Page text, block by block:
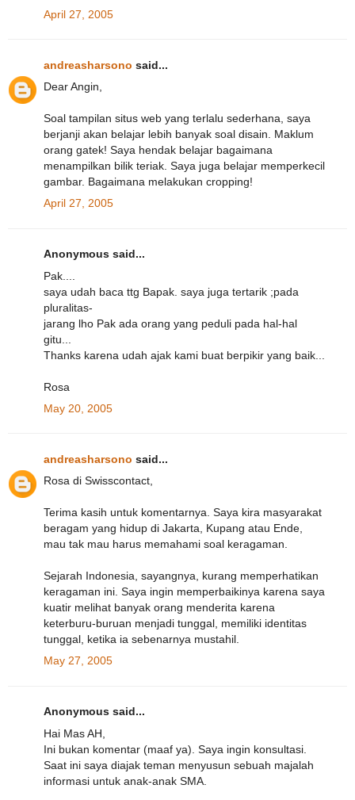
April 27, 2005
andreasharsono said...
Dear Angin,
Soal tampilan situs web yang terlalu sederhana, saya
berjanji akan belajar lebih banyak soal disain. Maklum
orang gatek! Saya hendak belajar bagaimana
menampilkan bilik teriak. Saya juga belajar memperkecil
gambar. Bagaimana melakukan cropping!
April 27, 2005
Anonymous said...
Pak....
saya udah baca ttg Bapak. saya juga tertarik ;pada
pluralitas-
jarang lho Pak ada orang yang peduli pada hal-hal
gitu...
Thanks karena udah ajak kami buat berpikir yang baik...
Rosa
May 20, 2005
andreasharsono said...
Rosa di Swisscontact,
Terima kasih untuk komentarnya. Saya kira masyarakat
beragam yang hidup di Jakarta, Kupang atau Ende,
mau tak mau harus memahami soal keragaman.
Sejarah Indonesia, sayangnya, kurang memperhatikan
keragaman ini. Saya ingin memperbaikinya karena saya
kuatir melihat banyak orang menderita karena
keterburu-buruan menjadi tunggal, memiliki identitas
tunggal, ketika ia sebenarnya mustahil.
May 27, 2005
Anonymous said...
Hai Mas AH,
Ini bukan komentar (maaf ya). Saya ingin konsultasi.
Saat ini saya diajak teman menyusun sebuah majalah
informasi untuk anak-anak SMA.